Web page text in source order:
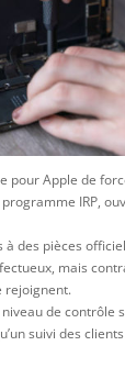
pour Apple de
IRP,
des pièces
mais
rejoignent.
de contrôle
suivi des